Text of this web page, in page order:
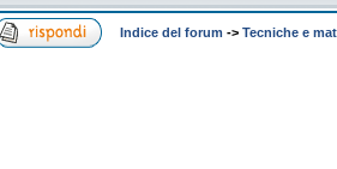
Indice del forum -> Tecniche e